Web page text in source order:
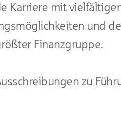
Karriere mit
und
Finanzgruppe.
zu